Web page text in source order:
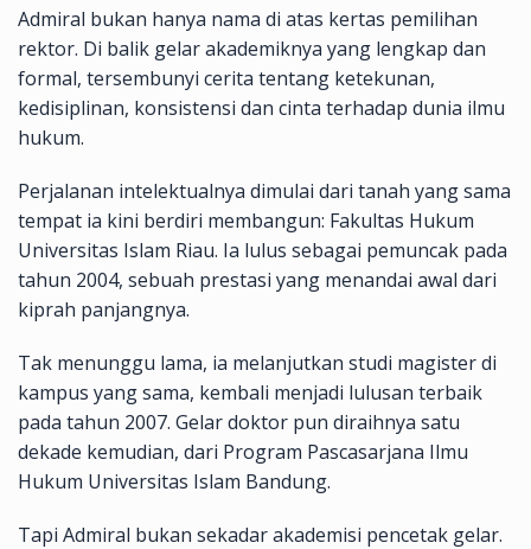
Admiral bukan hanya nama di atas kertas pemilihan
rektor. Di balik gelar akademiknya yang lengkap dan
formal, tersembunyi cerita tentang ketekunan,
kedisiplinan, konsistensi dan cinta terhadap dunia ilmu
hukum.
Perjalanan intelektualnya dimulai dari tanah yang sama
tempat ia kini berdiri membangun: Fakultas Hukum
Universitas Islam Riau. Ia lulus sebagai pemuncak pada
tahun 2004, sebuah prestasi yang menandai awal dari
kiprah panjangnya.
Tak menunggu lama, ia melanjutkan studi magister di
kampus yang sama, kembali menjadi lulusan terbaik
pada tahun 2007. Gelar doktor pun diraihnya satu
dekade kemudian, dari Program Pascasarjana Ilmu
Hukum Universitas Islam Bandung.
Tapi Admiral bukan sekadar akademisi pencetak gelar.